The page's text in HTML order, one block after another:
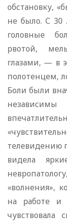
обстановку,
не было. С 30
головные
рвотой,
глазами, — в
полотенцем,
Боли были
телевидению
видела
«волнения»,
на работе и
чувствовала